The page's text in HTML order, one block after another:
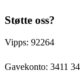
Støtte oss?
Vipps: 92264
Gavekonto: 3411